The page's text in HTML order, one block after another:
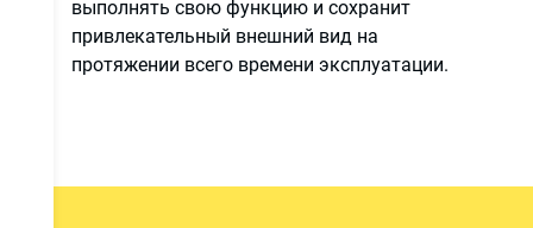
выполнять свою функцию и сохранит
привлекательный внешний вид на
протяжении всего времени эксплуатации.